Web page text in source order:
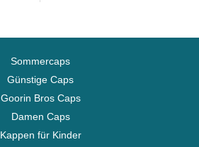
Sommercaps
Günstige Caps
Goorin Bros Caps
Damen Caps
Kappen für Kinder